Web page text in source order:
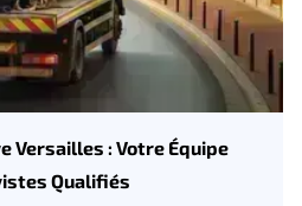
Versailles : Votre Équipe
Qualifiés